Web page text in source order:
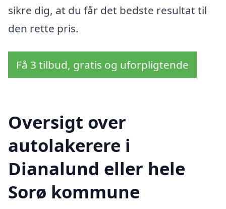
sikre dig, at du får det bedste resultat til
den rette pris.
Få 3 tilbud, gratis og uforpligtende
Oversigt over
autolakerere i
Dianalund eller hele
Sorø kommune